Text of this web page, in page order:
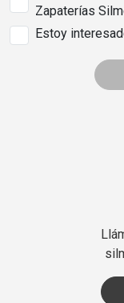
Zapaterías
Estoy